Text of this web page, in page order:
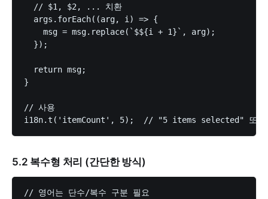
  // $1, $2, ... 치환
  args.forEach((arg, i) => {
    msg = msg.replace(`$${i + 1}`, arg);
  });
  return msg;
}
// 사용
5.2 복수형 처리 (간단한 방식)
// 영어는 단수/복수 구분 필요